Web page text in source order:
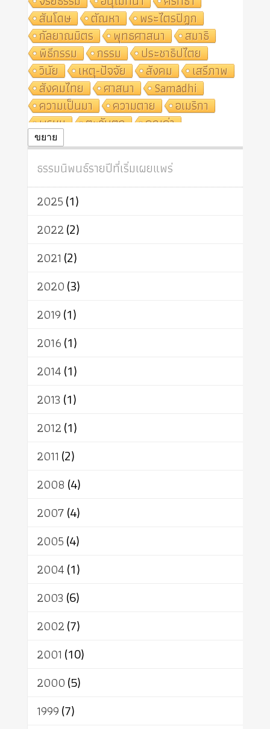
สันโดษ
ตัณหา
พระไตรปิฎก
กัลยาณมิตร
พุทธศาสนา
สมาธิ
พิธีกรรม
กรรม
ประชาธิปไตย
วินัย
เหตุ-ปัจจัย สังคม
เสรีภาพ
สังคมไทย
ศาสนา
Samādhi
ความเป็นมา
ความตาย
อเมริกา
พรหม
ตะวันตก
คุณค่า
ปฏิจจสมุปบาท
ศาสนาประจำชาติ
อินเดีย
ผู้บริโภค
ธรรมาธิปไตย
จักร
การแยกรัฐกับศาสนา
ธรรมชาติ
เทคโนโลยี
สิทธิ
พุทธบริษัท
อัตถะ
เทวดา
ขยาย
ธรรมนิพนธ์รายปีที่เริ่มเผยแพร่
2025(1)
2022(2)
2021 (2)
2020(3)
2019(1)
2016(1)
2014(1)
2013 (1)
2012(1)
2011 (2)
2008 (4)
2007(4)
2005(4)
2004(1)
2003 (6)
2002(7)
2001 (10)
2000(5)
1999(7)